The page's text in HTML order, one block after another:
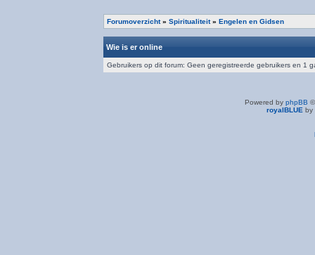
Forumoverzicht» Spiritualiteit» Engelen en Gidsen
Wie is er online
Gebruikers op dit forum: Geen geregistreerde gebruikers en 1
Powered by phpBB
royalBLUE by